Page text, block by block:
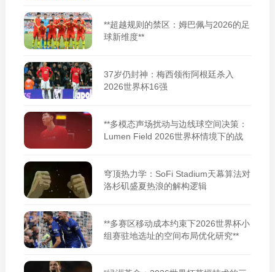
**超越规则的禁区：姆巴佩与2026的足
球新维度**
37岁仍封神：梅西领衔阿根廷杀入
2026世界杯16强
**多模态声场扰动与边线球空间决策：
Lumen Field 2026世界杯情境下的战
穹顶热力学：SoFi Stadium天幕算法对
洛杉矶盛夏热浪的解构逻辑
**多赛区移动成本约束下2026世界杯小
组赛驻地选址的空间布局优化研究**